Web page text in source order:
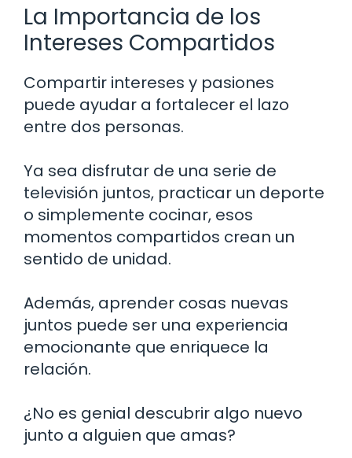
La Importancia de los
Intereses Compartidos
Compartir intereses y pasiones
puede ayudar a fortalecer el lazo
entre dos personas.
Ya sea disfrutar de una serie de
televisión juntos, practicar un deporte
o simplemente cocinar, esos
momentos compartidos crean un
sentido de unidad.
Además, aprender cosas nuevas
juntos puede ser una experiencia
emocionante que enriquece la
relación.
¿No es genial descubrir algo nuevo
junto a alguien que amas?